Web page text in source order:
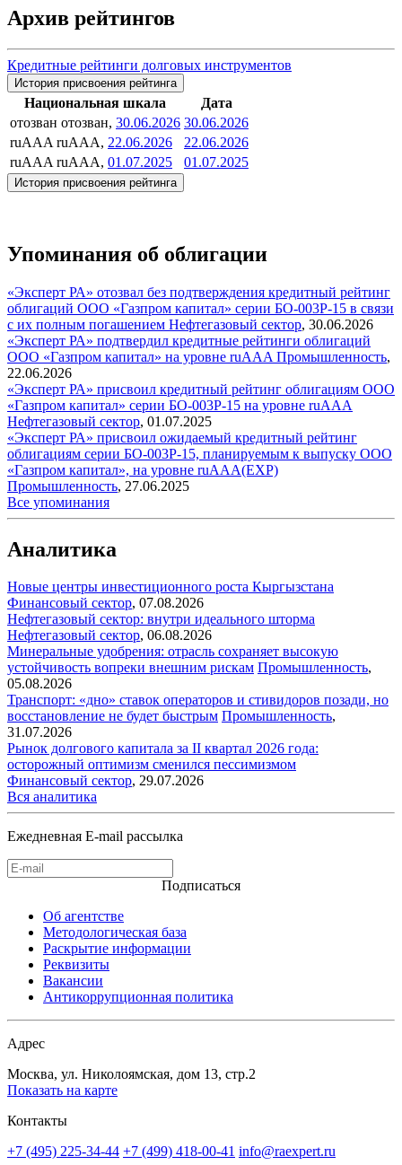
Архив рейтингов
Кредитные рейтинги долговых инструментов
История присвоения рейтинга
Национальная шкала
Дата
отозван отозван, 30.06.2026 30.06.2026
ruAAA ruAAA, 22.06.2026
22.06.2026
ruAAA ruAAA, 01.07.2025 01.07.2025
История присвоения рейтинга
Упоминания об облигации
«Эксперт РА» отозвал без подтверждения кредитный рейтинг
облигаций ООО «Газпром капитал» серии БО-003P-15 в связи
с их полным погашением Нефтегазовый сектор, 30.06.2026
«Эксперт РА» подтвердил кредитные рейтинги облигаций
ООО «Газпром капитал» на уровне ruAAA Промышленность,
22.06.2026
«Эксперт РА» присвоил кредитный рейтинг облигациям ООО
«Газпром капитал» серии БО-003Р-15 на уровне ruAAA
Нефтегазовый сектор, 01.07.2025
«Эксперт РА» присвоил ожидаемый кредитный рейтинг
облигациям серии БО-003Р-15, планируемым к выпуску ООО
«Газпром капитал», на уровне ruAAA(EXP)
Промышленность, 27.06.2025
Все упоминания
Аналитика
Новые центры инвестиционного роста Кыргызстана
Финансовый сектор, 07.08.2026
Нефтегазовый сектор: внутри идеального шторма
Нефтегазовый сектор, 06.08.2026
Минеральные удобрения: отрасль сохраняет высокую
устойчивость вопреки внешним рискам Промышленность,
05.08.2026
Транспорт: «дно» ставок операторов и стивидоров позади, но
восстановление не будет быстрым Промышленность,
31.07.2026
Рынок долгового капитала за II квартал 2026 года:
осторожный оптимизм сменился пессимизмом
Финансовый сектор, 29.07.2026
Вся аналитика
Ежедневная E-mail рассылка
Подписаться
Об агентстве
Методологическая база
Раскрытие информации
Реквизиты
Вакансии
Антикоррупционная политика
Адрес
Москва, ул. Николоямская, дом 13, стр.2
Показать на карте
Контакты
+7 (495) 225-34-44 +7 (499) 418-00-41 info@raexpert.ru